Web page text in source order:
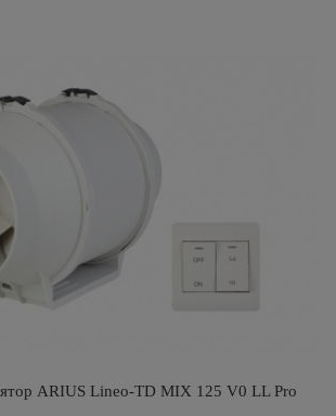
ARIUS Lineo-TD MIX 125 V0 LL Pro